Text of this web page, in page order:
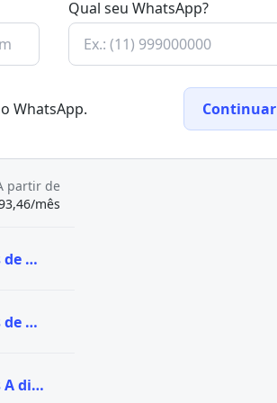
Qual seu WhatsApp?
WhatsApp. Continuar
partir de
mês
Ver todas as vagas de Graduação na Universidade Norte do Paraná
Ver todas as vagas de Pós-graduação na Universidade Norte do Paraná
Ver todas as vagas A distância (EaD) na Universidade Norte do Paraná